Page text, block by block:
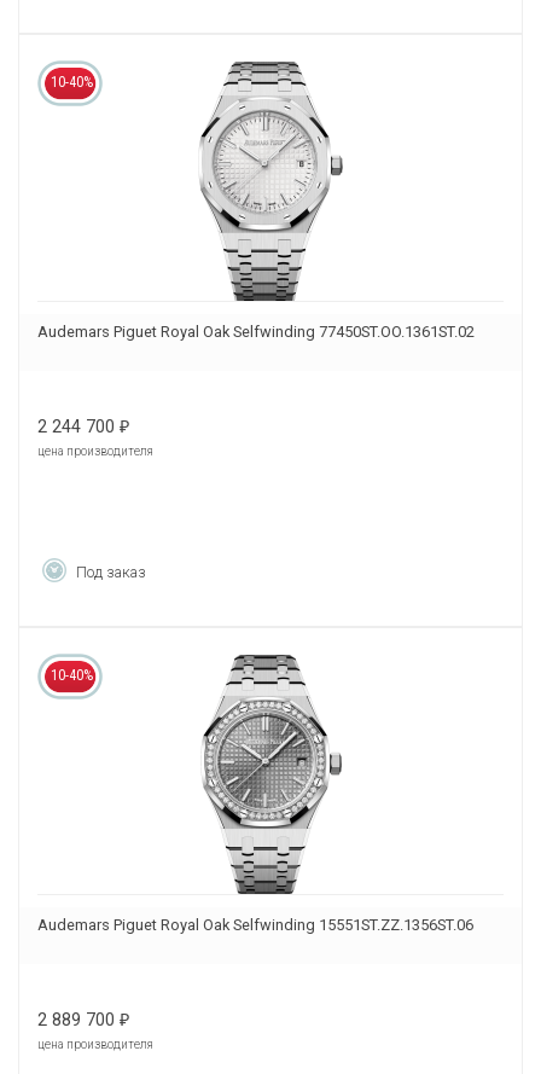
10-40%
Audemars Piguet Royal Oak Selfwinding 77450ST.OO.1361ST.02
2 244 700 ₽
цена производителя
Под заказ
10-40%
Audemars Piguet Royal Oak Selfwinding 15551ST.ZZ.1356ST.06
2 889 700 ₽
цена производителя